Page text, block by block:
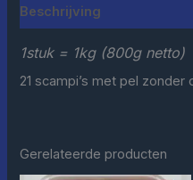
Beschrijving
1stuk = 1kg (800g netto)
21 scampi’s met pel zonder
Gerelateerde producten